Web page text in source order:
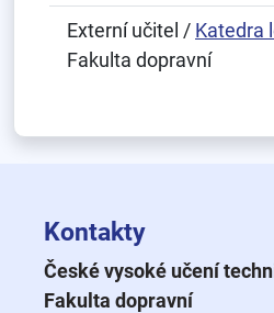
Externí učitel / Katedra
Fakulta dopravní
Kontakty
České vysoké učení
Fakulta dopravní